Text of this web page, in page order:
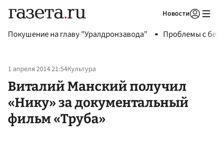
Новости
Покушение на главу "Уралдронзавода" Проблемы с
1 апреля 2014 21:54Культура
Виталий Манский получил
«Нику» за документальный
фильм «Труба»